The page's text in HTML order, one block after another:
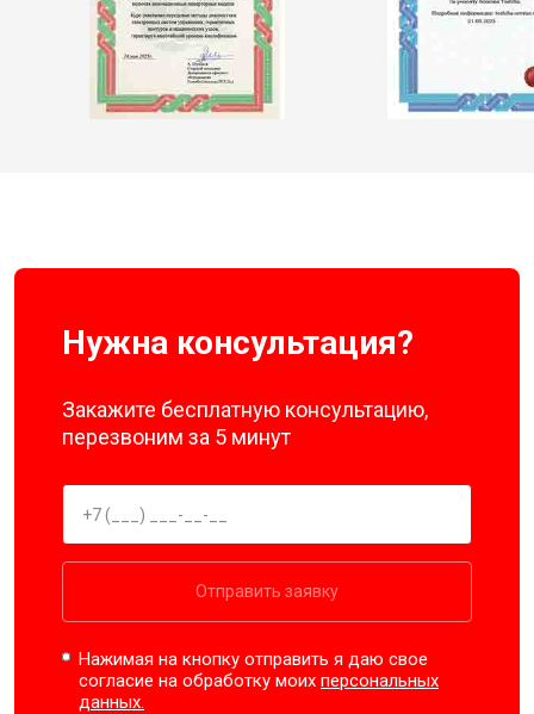
Нужна консультация?
Закажите бесплатную консультацию,
перезвоним за 5 минут
Отправить заявку
Нажимая на кнопку отправить я даю свое
согласие на обработку моихперсональных
данных.